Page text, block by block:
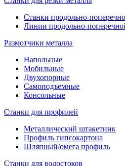
Станки продольно-
Линии продольно-
Размотчики металла
Напольные
Мобильные
Двухопорные
Самоподъемные
Консольные
Станки для профилей
Металлический штакетник
Профиль гипсокартона
Шляпный/омега профиль
Станки для водостоков